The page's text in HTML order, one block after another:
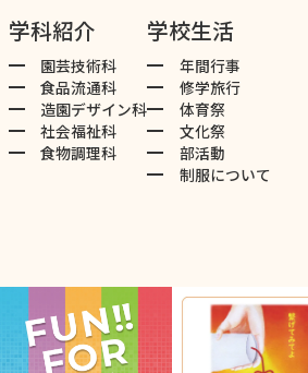
学科紹介
園芸技術科
食品流通科
造園デザイン科
社会福祉科
食物調理科
学校生活
年間行事
修学旅行
体育祭
文化祭
部活動
制服について